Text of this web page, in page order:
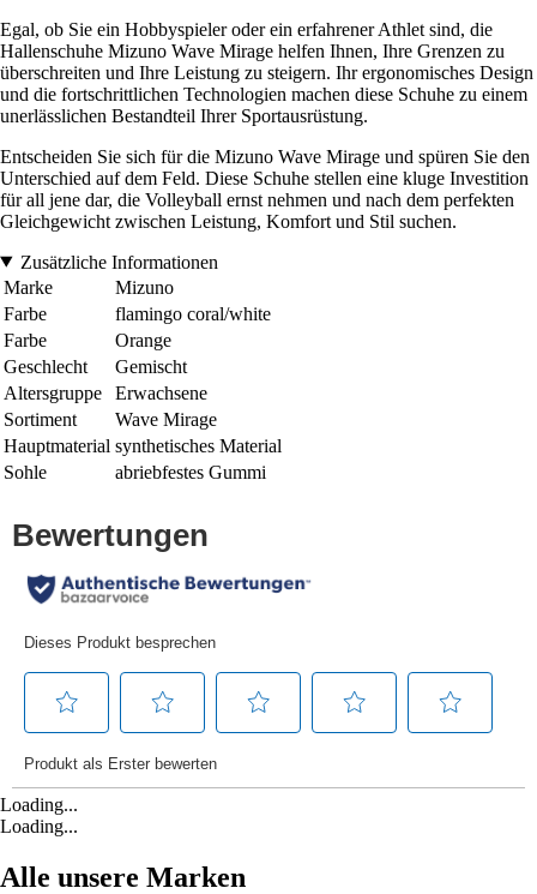
Egal, ob Sie ein Hobbyspieler oder ein erfahrener Athlet sind, die
Hallenschuhe Mizuno Wave Mirage helfen Ihnen, Ihre Grenzen zu
überschreiten und Ihre Leistung zu steigern. Ihr ergonomisches Design
und die fortschrittlichen Technologien machen diese Schuhe zu einem
unerlässlichen Bestandteil Ihrer Sportausrüstung.
Entscheiden Sie sich für die Mizuno Wave Mirage und spüren Sie den
Unterschied auf dem Feld. Diese Schuhe stellen eine kluge Investition
für all jene dar, die Volleyball ernst nehmen und nach dem perfekten
Gleichgewicht zwischen Leistung, Komfort und Stil suchen.
Zusätzliche Informationen
Marke
Mizuno
Farbe
flamingo coral/white
Farbe
Orange
Geschlecht
Gemischt
Altersgruppe
Erwachsene
Sortiment
Wave Mirage
Hauptmaterial synthetisches Material
Sohle
abriebfestes Gummi
Loading...
Loading...
Alle unsere Marken